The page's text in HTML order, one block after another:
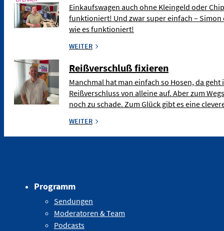
Einkaufswagen auch ohne Kleingeld oder
funktioniert! Und zwar super einfach –
wie es funktioniert!
WEITER
Reißverschluß fixieren
Manchmal hat man einfach so Hosen, da
Reißverschluss von alleine auf. Aber zum
noch zu schade. Zum Glück gibt es eine
WEITER
Programm
Sendungen
Moderatoren & Team
Podcasts